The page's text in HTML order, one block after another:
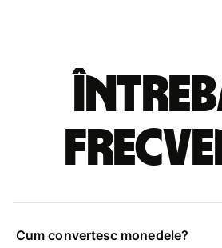
Cum convertesc monedele?